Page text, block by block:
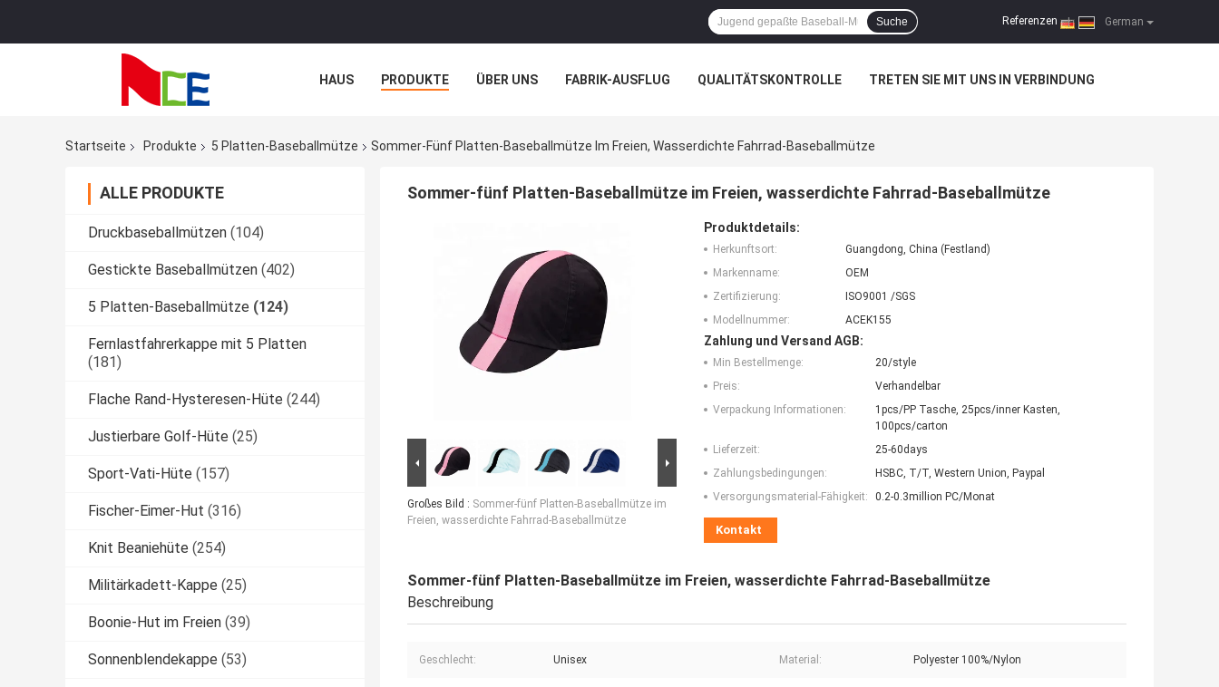
German
Referenzen |
Suche
HAUS PRODUKTE ÜBER UNS FABRIK-AUSFLUG QUALITÄTSKONTROLLE TRETEN SIE MIT UNS IN VERBINDUNG
Startseite
Produkte 5 Platten-Baseballmütze Sommer-Fünf Platten-Baseballmütze Im Freien, Wasserdichte Fahrrad-Baseballmütze
ALLE PRODUKTE
Druckbaseballmützen (104)
Gestickte Baseballmützen (402)
5 Platten-Baseballmütze (124)
Fernlastfahrerkappe mit 5 Platten
(181)
Flache Rand-Hysteresen-Hüte (244)
Justierbare Golf-Hüte (25)
Sport-Vati-Hüte (157)
Fischer-Eimer-Hut (316)
Knit Beaniehüte (254)
Militärkadett-Kappe (25)
Boonie-Hut im Freien (39)
Sonnenblendekappe (53)
Sommer-fünf Platten-Baseballmütze im Freien, wasserdichte Fahrrad-Baseballmütze
Großes Bild : Sommer-fünf Platten-Baseballmütze im
Freien, wasserdichte Fahrrad-Baseballmütze
Produktdetails:
Herkunftsort:
Guangdong, China (Festland)
Markenname:
OEM
Zertifizierung:
ISO9001 /SGS
Modellnummer:
ACEK155
Zahlung und Versand AGB:
Min Bestellmenge:
20/style
Preis:
Verhandelbar
Verpackung Informationen:
1pcs/PP Tasche, 25pcs/inner Kasten,
100pcs/carton
Lieferzeit:
25-60days
Zahlungsbedingungen:
HSBC, T/T, Western Union, Paypal
Versorgungsmaterial-Fähigkeit:
0.2-0.3million PC/Monat
Kontakt
Sommer-fünf Platten-Baseballmütze im Freien, wasserdichte Fahrrad-Baseballmütze
Beschreibung
Geschlecht: Unisex Material: Polyester 100%/Nylon